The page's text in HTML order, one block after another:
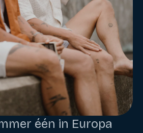
één in Europa